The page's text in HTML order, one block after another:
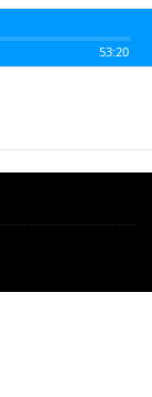
53:20